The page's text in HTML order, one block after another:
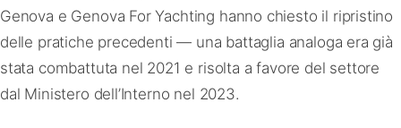
Genova e Genova For Yachting hanno chiesto il ripristino
delle pratiche precedenti — una battaglia analoga era già
stata combattuta nel 2021 e risolta a favore del settore
dal Ministero dell’Interno nel 2023.